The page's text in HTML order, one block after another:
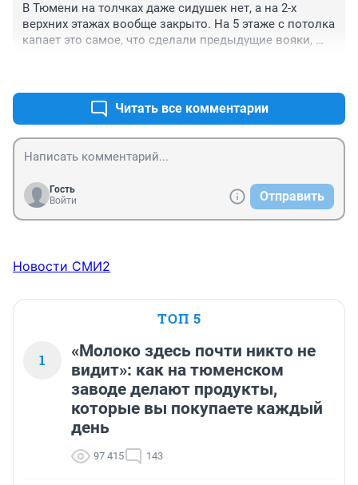
В Тюмени на толчках даже сидушек нет, а на 2-х
верхних этажах вообще закрыто. На 5 этаже с потолка
капает это самое, что сделали предыдущие вояки,
никому нельзя, сразу "предателем" назовут.
Читать все комментарии
Гость
Войти
Отправить
Новости СМИ2
ТОП 5
1
«Молоко здесь почти никто не
видит»: как на тюменском
заводе делают продукты,
которые вы покупаете каждый
день
97 415 143